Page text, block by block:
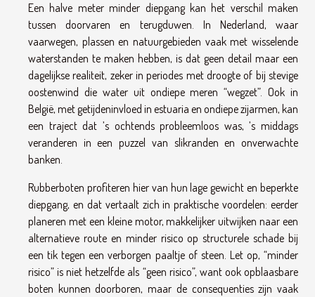
Een halve meter minder diepgang kan het verschil maken
tussen doorvaren en terugduwen. In Nederland, waar
vaarwegen, plassen en natuurgebieden vaak met wisselende
waterstanden te maken hebben, is dat geen detail maar een
dagelijkse realiteit, zeker in periodes met droogte of bij stevige
oostenwind die water uit ondiepe meren “wegzet”. Ook in
België, met getijdeninvloed in estuaria en ondiepe zijarmen, kan
een traject dat ’s ochtends probleemloos was, ’s middags
veranderen in een puzzel van slikranden en onverwachte
banken.
Rubberboten profiteren hier van hun lage gewicht en beperkte
diepgang, en dat vertaalt zich in praktische voordelen: eerder
planeren met een kleine motor, makkelijker uitwijken naar een
alternatieve route en minder risico op structurele schade bij
een tik tegen een verborgen paaltje of steen. Let op, “minder
risico” is niet hetzelfde als “geen risico”, want ook opblaasbare
boten kunnen doorboren, maar de consequenties zijn vaak